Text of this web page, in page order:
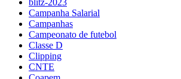
Campanha Salarial
Campanhas
Campeonato de futebol
Classe D
Clipping
CNTE